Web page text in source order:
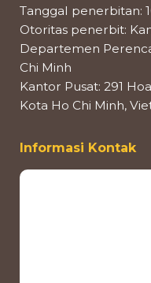
Tanggal penerbitan:
Otoritas penerbit:
Departemen
Chi Minh
Kantor Pusat: 291
Kota Ho Chi Minh,
Informasi Kontak